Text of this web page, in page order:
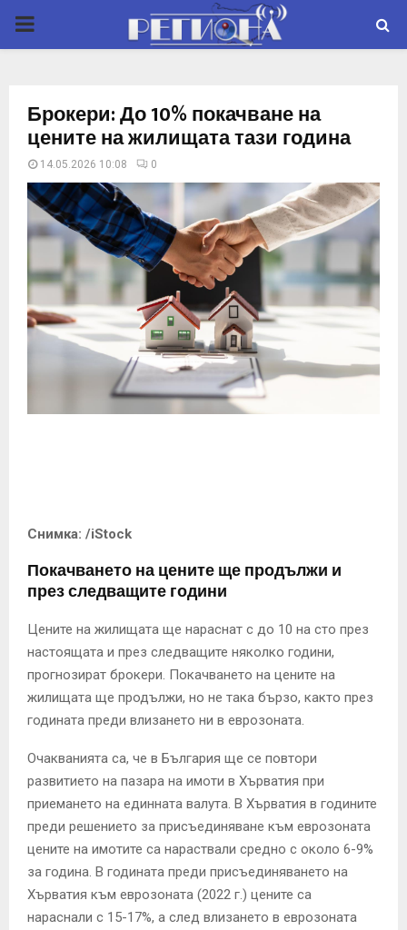
P
M
A
R
Y
E
Брокери: До 10% покачване на
цените на жилищата тази година
14.05.2026 10:08 0
Снимка: /iStock
Покачването на цените ще продължи и
през следващите години
Цените на жилищата ще нараснат с до 10 на сто през
настоящата и през следващите няколко години,
прогнозират брокери. Покачването на цените на
жилищата ще продължи, но не така бързо, както през
годината преди влизането ни в еврозоната.
Очакванията са, че в България ще се повтори
развитието на пазара на имоти в Хърватия при
приемането на единната валута. В Хърватия в годините
преди решението за присъединяване към еврозоната
цените на имотите са нараствали средно с около 6-9%
за година. В годината преди присъединяването на
Хърватия към еврозоната (2022 г.) цените са
нараснали с 15-17%, а след влизането в еврозоната